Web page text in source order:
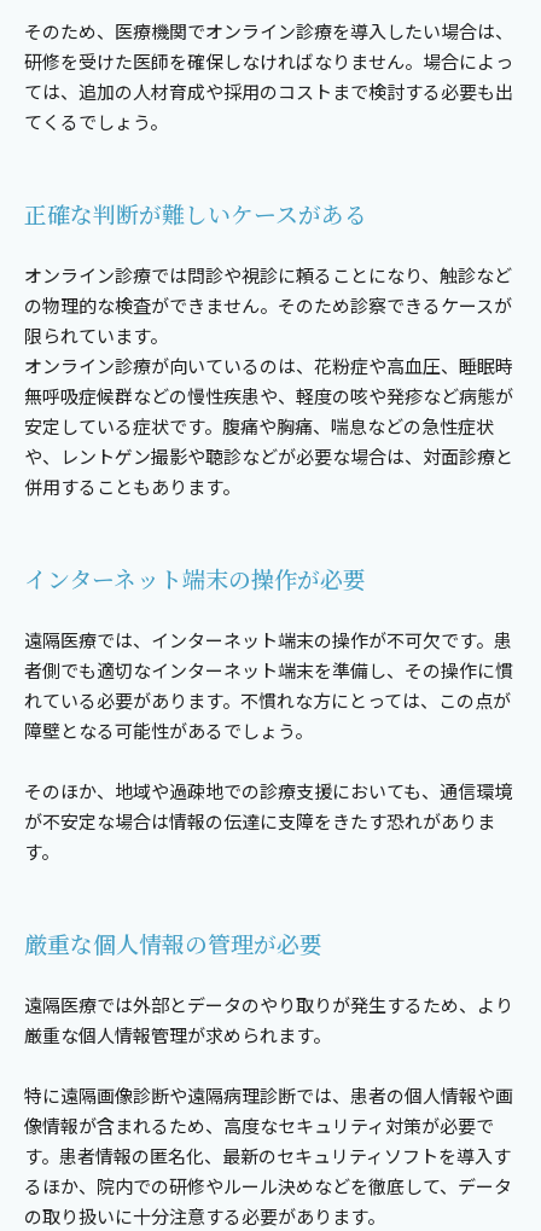
そのため、医療機関でオンライン診療を導入したい場合は、
研修を受けた医師を確保しなければなりません。場合によっ
ては、追加の人材育成や採用のコストまで検討する必要も出
てくるでしょう。
正確な判断が難しいケースがある
オンライン診療では問診や視診に頼ることになり、触診など
の物理的な検査ができません。そのため診察できるケースが
限られています。
オンライン診療が向いているのは、花粉症や高血圧、睡眠時
無呼吸症候群などの慢性疾患や、軽度の咳や発疹など病態が
安定している症状です。腹痛や胸痛、喘息などの急性症状
や、レントゲン撮影や聴診などが必要な場合は、対面診療と
併用することもあります。
インターネット端末の操作が必要
遠隔医療では、インターネット端末の操作が不可欠です。患
者側でも適切なインターネット端末を準備し、その操作に慣
れている必要があります。不慣れな方にとっては、この点が
障壁となる可能性があるでしょう。
そのほか、地域や過疎地での診療支援においても、通信環境
が不安定な場合は情報の伝達に支障をきたす恐れがありま
す。
厳重な個人情報の管理が必要
遠隔医療では外部とデータのやり取りが発生するため、より
厳重な個人情報管理が求められます。
特に遠隔画像診断や遠隔病理診断では、患者の個人情報や画
像情報が含まれるため、高度なセキュリティ対策が必要で
す。患者情報の匿名化、最新のセキュリティソフトを導入す
るほか、院内での研修やルール決めなどを徹底して、データ
の取り扱いに十分注意する必要があります。